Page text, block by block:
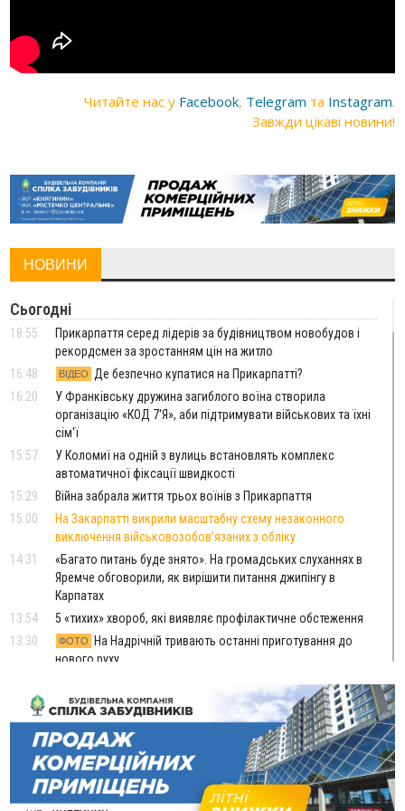
Читайте нас у Facebook, Telegram та Instagram.
Завжди цікаві новини!
НОВИНИ
Сьогодні
18:55
Прикарпаття серед лідерів за будівництвом новобудов і
рекордсмен за зростанням цін на житло
16:48
ВІДЕО
Де безпечно купатися на Прикарпатті?
16:20
У Франківську дружина загиблого воїна створила
організацію «КОД 7'Я», аби підтримувати військових та їхні
сім'ї
15:57
У Коломиї на одній з вулиць встановлять комплекс
автоматичної фіксації швидкості
15:29
Війна забрала життя трьох воїнів з Прикарпаття
15:00
На Закарпатті викрили масштабну схему незаконного
виключення військовозобов’язаних з обліку
14:31
«Багато питань буде знято». На громадських слуханнях в
Яремче обговорили, як вирішити питання джипінгу в
Карпатах
13:54
5 «тихих» хвороб, які виявляє профілактичне обстеження
13:30
ФОТО
На Надрічній тривають останні приготування до
нового руху
У Франківську зафіксували найбільшу спеку за всю історію
спостережень
12:24
Лікування наркоманії Київ: чому важливо розпочати
терапію якомога раніше
12:00
Франківця, який у Косові викрав за магазину понад 640
тисяч гривень у валюті, засудили до 5 років
11:50
Податкова передасть в Міноборони для "Оберегу" дані про